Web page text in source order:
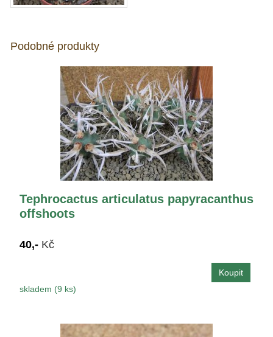
Podobné produkty
Tephrocactus articulatus papyracanthus
offshoots
40,- Kč
skladem (9 ks)